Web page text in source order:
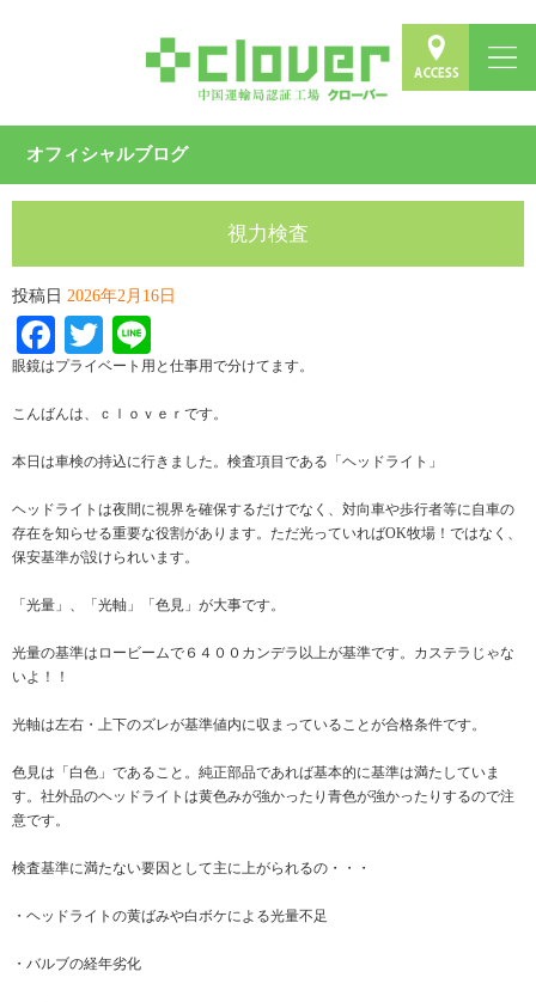
オフィシャルブログ
視力検査
投稿日 2026年2月16日
Facebook
Twitter
眼鏡はプライベート用と仕事用で分けてます。
こんばんは、ｃｌｏｖｅｒです。
本日は車検の持込に行きました。検査項目である「ヘッドライト」
ヘッドライトは夜間に視界を確保するだけでなく、対向車や歩行者等に自車の
存在を知らせる重要な役割があります。ただ光っていればOK牧場！ではなく、
保安基準が設けられいます。
「光量」、「光軸」「色見」が大事です。
光量の基準はロービームで６４００カンデラ以上が基準です。カステラじゃな
いよ！！
光軸は左右・上下のズレが基準値内に収まっていることが合格条件です。
色見は「白色」であること。純正部品であれば基本的に基準は満たしていま
す。社外品のヘッドライトは黄色みが強かったり青色が強かったりするので注
意です。
検査基準に満たない要因として主に上がられるの・・・
・ヘッドライトの黄ばみや白ボケによる光量不足
・バルブの経年劣化